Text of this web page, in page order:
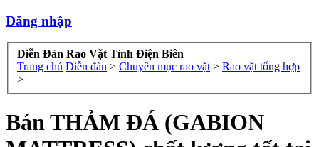
Đăng nhập
Diễn Đàn Rao Vặt Tỉnh Điện Biên
Trang chủ Diễn đàn > Chuyên mục rao vặt > Rao vặt tổng hợp
>
Bán THẢM ĐÁ (GABION